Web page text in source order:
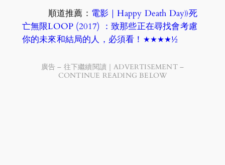
順道推薦： 電影｜Happy Death Day》死
亡無限LOOP (2017) ：致那些正在尋找會考慮
你的未來和結局的人，必須看！★★★★½
廣告 – 往下繼續閱讀｜ADVERTISEMENT –
CONTINUE READING BELOW